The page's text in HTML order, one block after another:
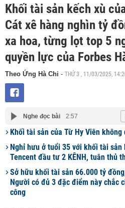
Khối tài sản kếch xù
Cát xê hàng nghìn tỷ
xa hoa, từng lọt top 5
quyền lực của Forbes
Theo Ứng Hà Chi - THỨ 3 , 11/03/2025,
Nghe đọc bài 2:57
Khối tài sản của Từ Hy Viên không
Nghỉ hưu ở tuổi 35 với khối tài sản
Tencent đầu tư 2 KÊNH, tuân thủ
Sở hữu khối tài sản 66.000 tỷ
Người có đủ 3 đặc điểm này chắc
công